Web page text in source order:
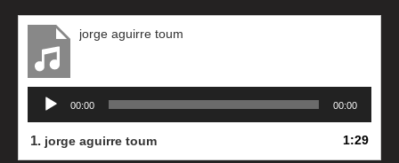
jorge aguirre toum
Reproductor
00:00 00:00
1. jorge aguirre toum 1:29